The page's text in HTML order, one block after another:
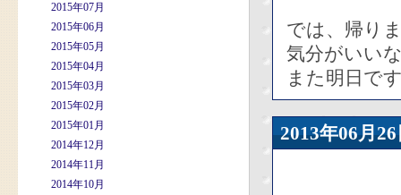
2015年07月
2015年06月
2015年05月
2015年04月
2015年03月
2015年02月
2015年01月
2014年12月
2014年11月
2014年10月
では、帰り
気分がいい
また明日で
2013年06